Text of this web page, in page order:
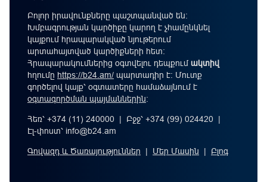
Բոլոր իրավունքները պաշտպանված են:
Խմբագրության կարծիքը կարող է չհամընկնել
կայքում հրապարակված նյութերում
արտահայտված կարծիքների հետ:
Հրապարակումներից օգտվելու դեպքումակտիվ
հղումը https://b24.am/ պարտադիր է: Մուտք
գործելով կայք՝ օգտատերը համաձայնում է
օգտագործման պայմաններին։
Հեռ՝ +374 (11) 240000 | Բջջ՝ +374 (99) 024420 |
Էլ-փոստ՝ info@b24.am
Գովազդ և Ծառայություններ | Մեր Մասին | Բլոգ